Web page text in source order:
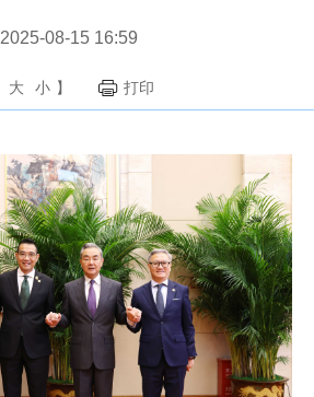
2025-08-15 16:59
大 小 】 打印